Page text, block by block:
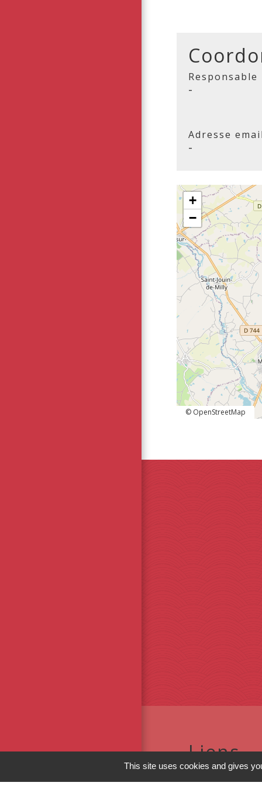
Responsable
-
Adresse email
-
+
−
© OpenStreetMap
Liens
Conseil
This site uses cookies and gives